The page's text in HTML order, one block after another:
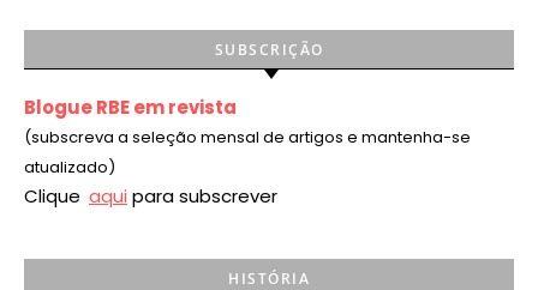
SUBSCRIÇÃO
Blogue RBE em revista
(subscreva a seleção mensal de artigos e mantenha-se
atualizado)
Clique aqui para subscrever
HISTÓRIA